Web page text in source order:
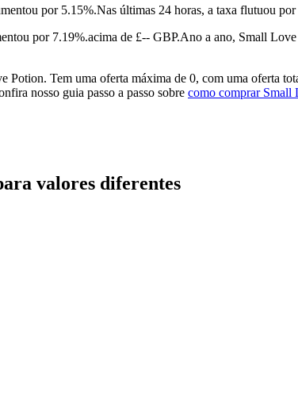
por 5.15%.Nas últimas 24 horas, a taxa flutuou
por 7.19%.acima de £-- GBP.Ano a ano, Small
Potion. Tem uma oferta máxima de 0, com uma oferta
nosso guia passo a passo sobre como comprar Small
valores diferentes